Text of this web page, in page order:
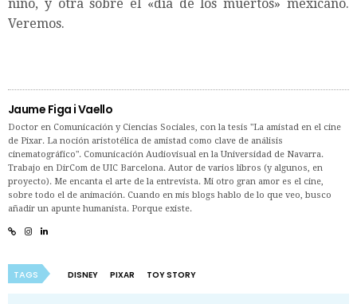
niño, y otra sobre el «día de los muertos» mexicano.
Veremos.
Jaume Figa i Vaello
Doctor en Comunicación y Ciencias Sociales, con la tesis "La amistad en el cine
de Pixar. La noción aristotélica de amistad como clave de análisis
cinematográfico". Comunicación Audiovisual en la Universidad de Navarra.
Trabajo en DirCom de UIC Barcelona. Autor de varios libros (y algunos, en
proyecto). Me encanta el arte de la entrevista. Mi otro gran amor es el cine,
sobre todo el de animación. Cuando en mis blogs hablo de lo que veo, busco
añadir un apunte humanista. Porque existe.
TAGS DISNEY PIXAR TOY STORY